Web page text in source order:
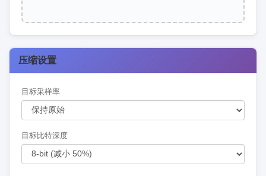
压缩设置
目标采样率
目标比特深度